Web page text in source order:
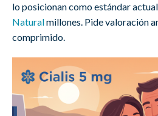
lo posicionan como estándar actual
Naturalmillones. Pide valoración
comprimido.